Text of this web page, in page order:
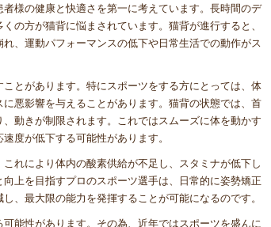
様の健康と快適さを第一に考えています。長時間のデ
の方が猫背に悩まされています。猫背が進行すると、
、運動パフォーマンスの低下や日常生活での動作がス
とがあります。特にスポーツをする方にとっては、体
悪影響を与えることがあります。猫背の状態では、首
動きが制限されます。これではスムーズに体を動かす
度が低下する可能性があります。
れにより体内の酸素供給が不足し、スタミナが低下し
上を目指すプロのスポーツ選手は、日常的に姿勢矯正
、最大限の能力を発揮することが可能になるのです。
能性があります。その為、近年ではスポーツを盛んに